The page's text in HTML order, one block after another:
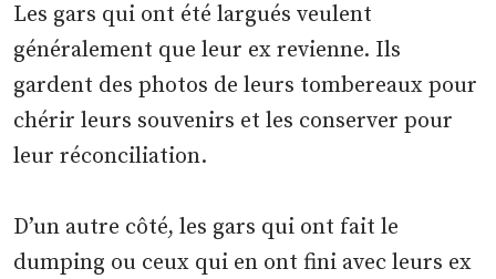
Les gars qui ont été largués veulent
généralement que leur ex revienne. Ils
gardent des photos de leurs tombereaux pour
chérir leurs souvenirs et les conserver pour
leur réconciliation.
D’un autre côté, les gars qui ont fait le
dumping ou ceux qui en ont fini avec leurs ex